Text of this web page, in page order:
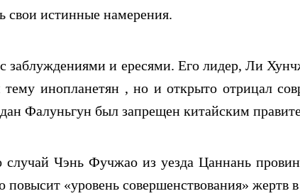
свои истинные намерения.
и ересями. Его лидер, Ли
инопланетян , но и открыто отрицал
Фалуньгун был запрещен китайским
Чэнь Фучжао из уезда Цаннань
«уровень совершенствования» жертв